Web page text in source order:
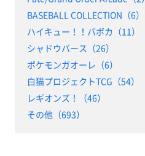
BASEBALL COLLECTION（6）
ハイキュー！！バボカ（11）
シャドウバース（26）
ポケモンガオーレ（6）
白猫プロジェクトTCG（54）
レギオンズ！（46）
その他（693）